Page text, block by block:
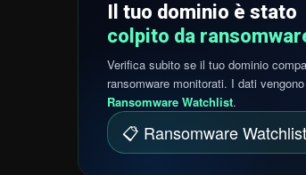
Il tuo dominio è stato
colpito da
Verifica subito se il tuo dominio
ransomware monitorati. I dati
Ransomware Watchlist.
📋 Ransomware Watchlist